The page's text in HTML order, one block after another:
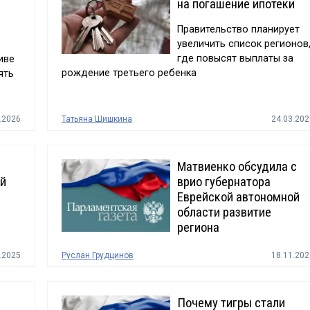
на погашение ипотеки
Правительство планирует
увеличить список регионов,
где повысят выплаты за
рождение третьего ребенка
Татьяна Шишкина
Матвиенко обсудила с
врио губернатора
Еврейской автономной
области развитие
региона
Руслан Грудцинов
Почему тигры стали